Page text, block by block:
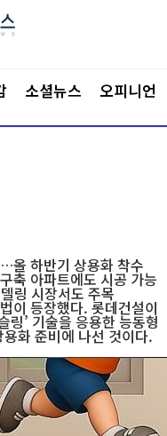
소셜뉴스 오피니언
올 하반기 상용화 착수
축 아파트에도 시공 가능
링 시장서도 주목
이 등장했다. 롯데건설이
링’ 기술을 응용한 능동형
화 준비에 나선 것이다.